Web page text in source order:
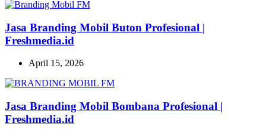
Jasa Branding Mobil Buton Profesional |
Freshmedia.id
April 15, 2026
Jasa Branding Mobil Bombana Profesional |
Freshmedia.id